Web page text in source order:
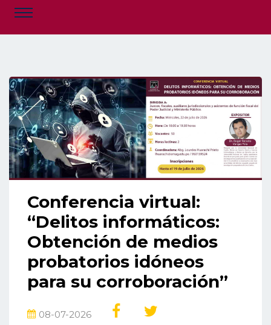
Conferencia virtual:
“Delitos informáticos:
Obtención de medios
probatorios idóneos
para su corroboración”
08-07-2026